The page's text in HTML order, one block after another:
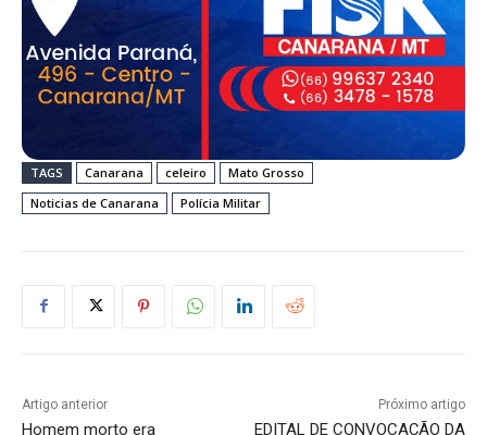
TAGS Canarana celeiro
Mato Grosso
Noticias de Canarana
Polícia Militar
Artigo anterior
Homem morto era
Próximo artigo
EDITAL DE CONVOCAÇÃO DA